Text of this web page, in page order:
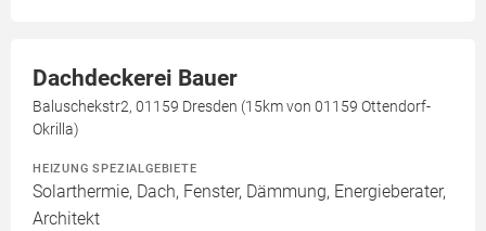
Dachdeckerei Bauer
Baluschekstr2, 01159 Dresden (15km von 01159 Ottendorf-
Okrilla)
HEIZUNG SPEZIALGEBIETE
Solarthermie, Dach, Fenster, Dämmung, Energieberater,
Architekt